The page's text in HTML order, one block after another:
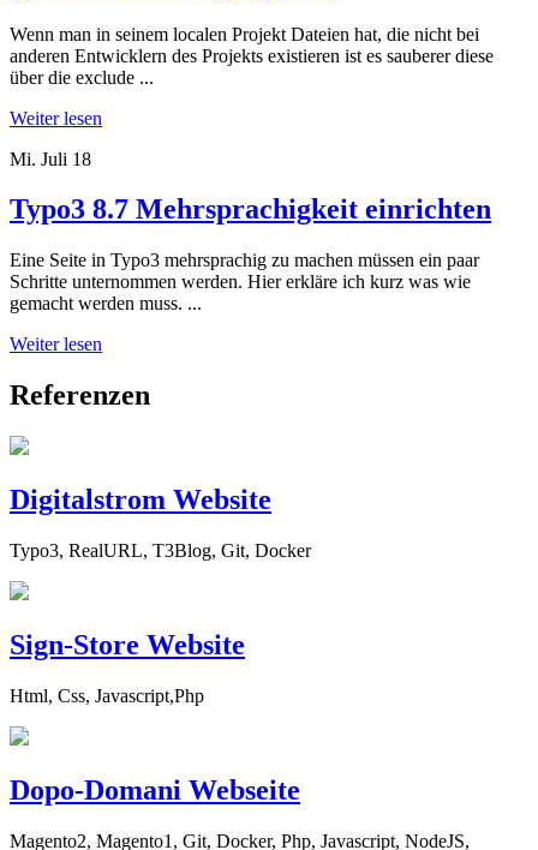
Wenn man in seinem localen Projekt Dateien hat, die nicht bei
anderen Entwicklern des Projekts existieren ist es sauberer diese
über die exclude ...
Weiter lesen
Mi. Juli 18
Typo3 8.7 Mehrsprachigkeit einrichten
Eine Seite in Typo3 mehrsprachig zu machen müssen ein paar
Schritte unternommen werden. Hier erkläre ich kurz was wie
gemacht werden muss. ...
Weiter lesen
Referenzen
Digitalstrom Website
Typo3, RealURL, T3Blog, Git, Docker
Sign-Store Website
Html, Css, Javascript,Php
Dopo-Domani Webseite
Magento2, Magento1, Git, Docker, Php, Javascript, NodeJS,